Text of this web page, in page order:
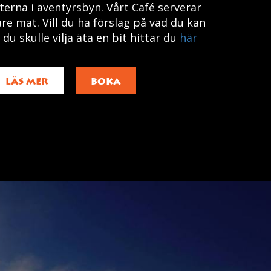
i äventyrsbyn. Vårt Café serverar
mat. Vill du ha förslag på vad du kan
skulle vilja äta en bit hittar du här
LÄS MER BOKA